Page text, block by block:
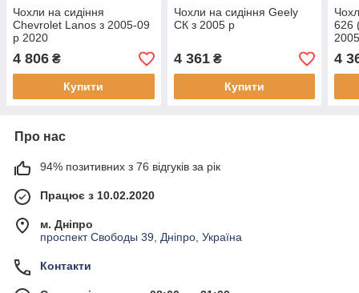
Чохли на сидіння
Chevrolet Lanos з 2005-09
р 2020
4 806 ₴
Купити
Чохли на сидіння Geely
СК з 2005 р
4 361₴
Купити
626
4
Про нас
94% позитивних з 76 відгуків за рік
Працює з 10.02.2020
м. Дніпро
проспект Свободы 39, Дніпро, Україна
Контакти